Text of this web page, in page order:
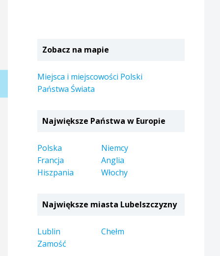
Zobacz na mapie
Miejsca i miejscowości Polski
Państwa Świata
Największe Państwa w Europie
Polska
Niemcy
Francja
Anglia
Hiszpania
Włochy
Największe miasta Lubelszczyzny
Lublin
Chełm
Zamość